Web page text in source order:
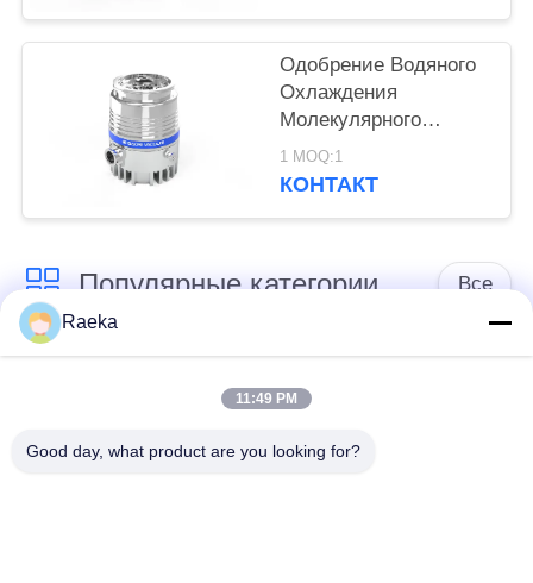
Одобрение Водяного
Охлаждения
Молекулярного
Вакуумного Насоса
FFZ250/2000PM-W
1 MOQ:1
КОНТАКТ
Популярные категории Все
роторный
переченя
Raeka
11:49 PM
Good day, what product are you looking for?